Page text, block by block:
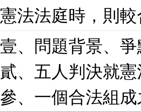
憲法法庭時，則
壹、問題背景、
貳、五人判決就
參、一個合法組